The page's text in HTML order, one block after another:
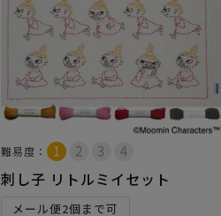
難易度：
刺し子 リトルミイセット
メール便2個まで可